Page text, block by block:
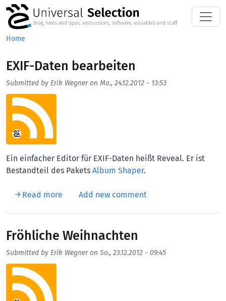
Skip to main content
Home
EXIF-Daten bearbeiten
Submitted by Erik Wegneron Mo., 24.12.2012 - 13:53
Aufmacherbild
Ein einfacher Editor für EXIF-Daten heißt Reveal. Er ist
Bestandteil des Pakets Album Shaper.
Read more about EXIF-Daten bearbeiten
Add new comment
Fröhliche Weihnachten
Submitted by Erik Wegneron So., 23.12.2012 - 09:45
Aufmacherbild